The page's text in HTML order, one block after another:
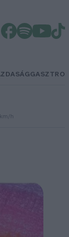
GASZTRO
h